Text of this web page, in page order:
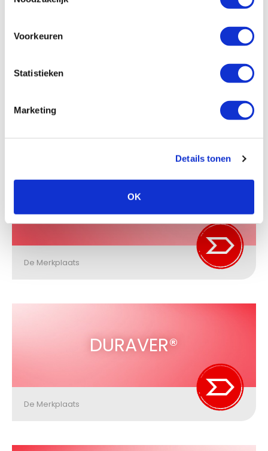
Voorkeuren
Statistieken
Marketing
Details tonen
OK
POLLINATION®
De Merkplaats
DURAVER®
De Merkplaats